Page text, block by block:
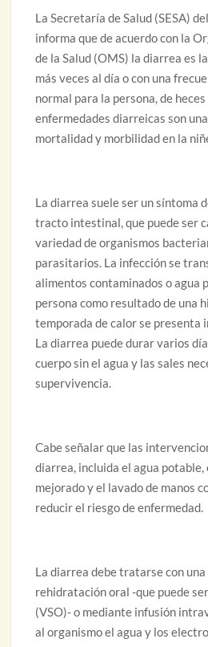
La Secretaría de Salud (SESA)
informa que de acuerdo con la
de la Salud (OMS) la diarrea es
más veces al día o con una
normal para la persona, de
enfermedades diarreicas son
mortalidad y morbilidad en la
La diarrea suele ser un síntoma
tracto intestinal, que puede ser
variedad de organismos
parasitarios. La infección se
alimentos contaminados o agua
persona como resultado de una
temporada de calor se presenta
La diarrea puede durar varios
cuerpo sin el agua y las sales
supervivencia.
Cabe señalar que las
diarrea, incluida el agua potable,
mejorado y el lavado de manos
reducir el riesgo de enfermedad.
La diarrea debe tratarse con
rehidratación oral -que puede
(VSO)- o mediante infusión
al organismo el agua y los